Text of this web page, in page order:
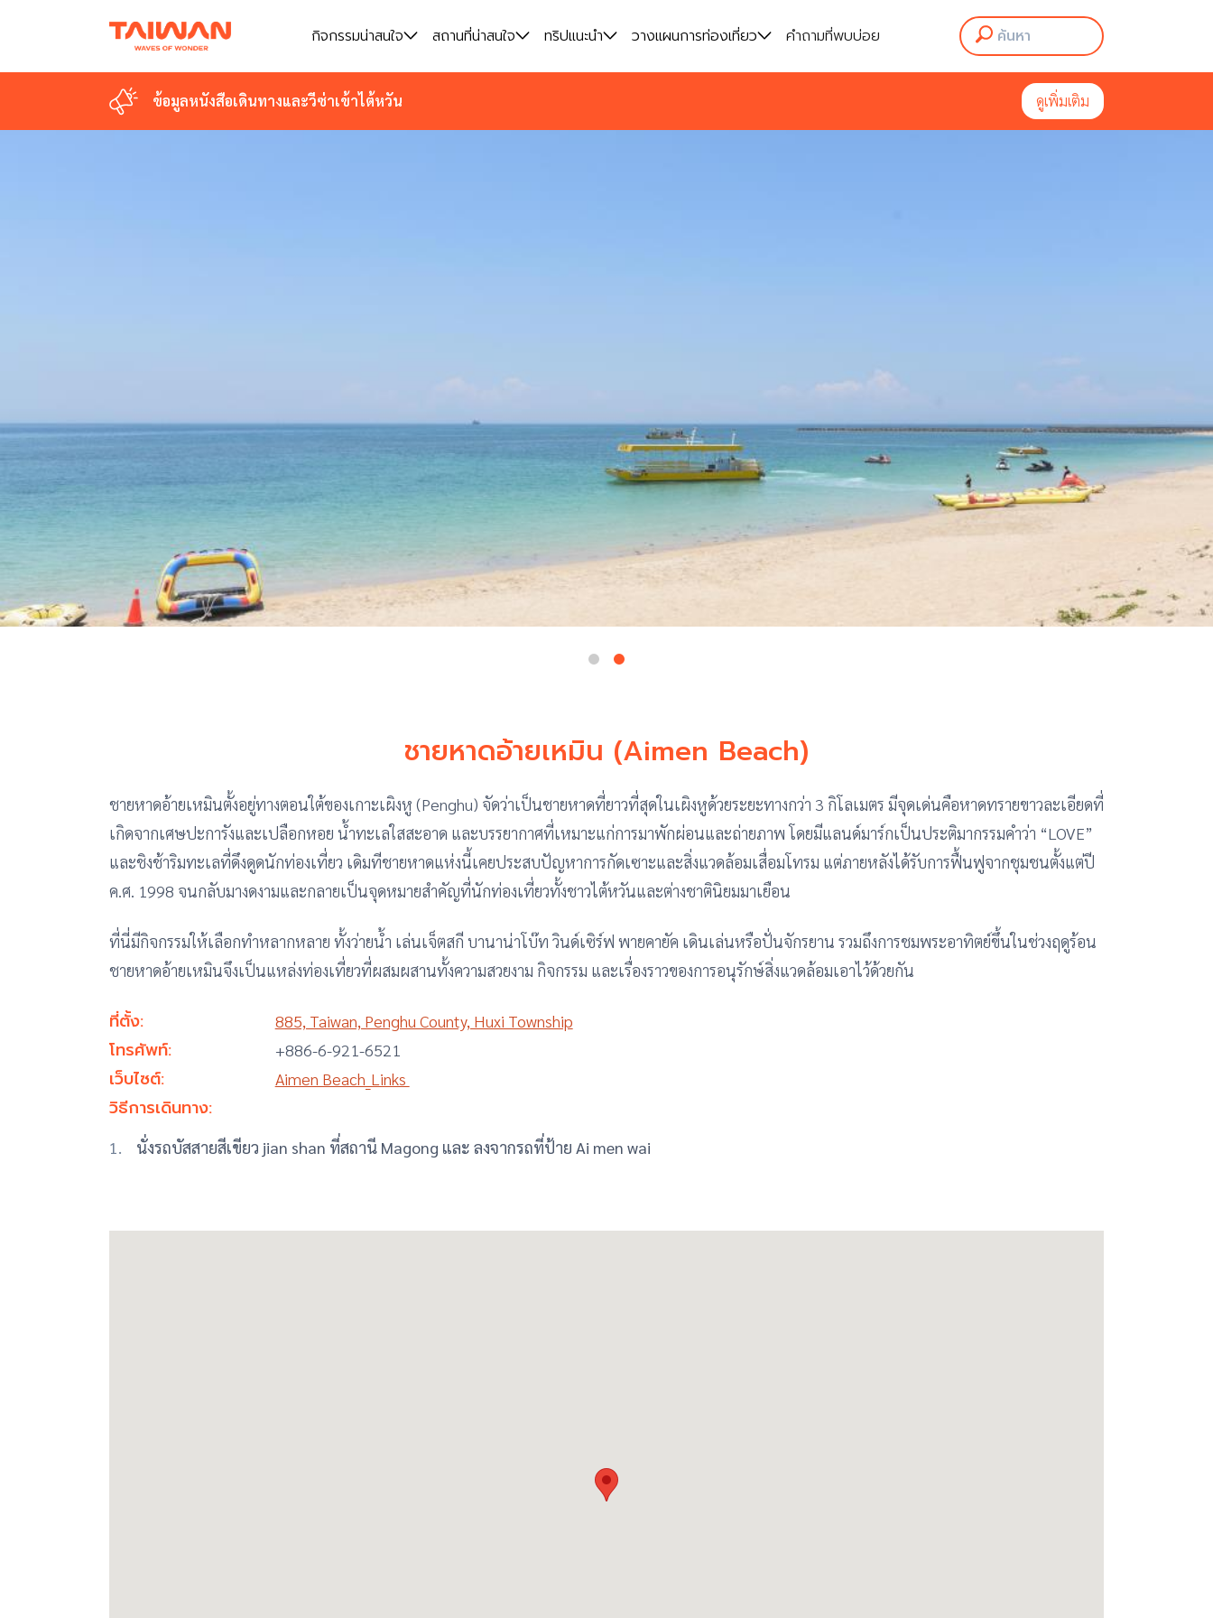
กิจกรรมน่าสนใจ สถานที่น่าสนใจ ทริปแนะนำ วางแผนการท่องเที่ยว คำถามที่พบบ่อย
ข้อมูลหนังสือเดินทางและวีซ่าเข้าไต้หวัน ดูเพิ่มเติม
ชายหาดอ้ายเหมิน (Aimen Beach)
ชายหาดอ้ายเหมินตั้งอยู่ทางตอนใต้ของเกาะเผิงหู (Penghu) จัดว่าเป็นชายหาดที่ยาวที่สุดในเผิงหูด้วยระยะทางกว่า 3 กิโลเมตร มีจุดเด่นคือหาดทรายขาวละเอียดที่
เกิดจากเศษปะการังและเปลือกหอย น้ำทะเลใสสะอาด และบรรยากาศที่เหมาะแก่การมาพักผ่อนและถ่ายภาพ โดยมีแลนด์มาร์กเป็นประติมากรรมคำว่า “LOVE”
และชิงช้าริมทะเลที่ดึงดูดนักท่องเที่ยว เดิมทีชายหาดแห่งนี้เคยประสบปัญหาการกัดเซาะและสิ่งแวดล้อมเสื่อมโทรม แต่ภายหลังได้รับการฟื้นฟูจากชุมชนตั้งแต่ปี
ค.ศ. 1998 จนกลับมางดงามและกลายเป็นจุดหมายสำคัญที่นักท่องเที่ยวทั้งชาวไต้หวันและต่างชาตินิยมมาเยือน
ที่นี่มีกิจกรรมให้เลือกทำหลากหลาย ทั้งว่ายน้ำ เล่นเจ็ตสกี บานาน่าโบ๊ท วินด์เซิร์ฟ พายคายัค เดินเล่นหรือปั่นจักรยาน รวมถึงการชมพระอาทิตย์ขึ้นในช่วงฤดูร้อน
ชายหาดอ้ายเหมินจึงเป็นแหล่งท่องเที่ยวที่ผสมผสานทั้งความสวยงาม กิจกรรม และเรื่องราวของการอนุรักษ์สิ่งแวดล้อมเอาไว้ด้วยกัน
ที่ตั้ง: 885, Taiwan, Penghu County, Huxi Township
โทรศัพท์: +886-6-921-6521
เว็บไซต์: Aimen Beach_Links
วิธีการเดินทาง:
นั่งรถบัสสายสีเขียว jian shan ที่สถานี Magong และ ลงจากรถที่ป้าย Ai men wai